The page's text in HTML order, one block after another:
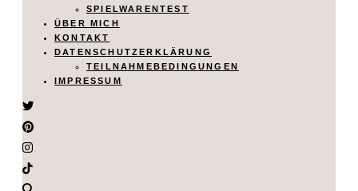
SPIELWARENTEST
ÜBER MICH
KONTAKT
DATENSCHUTZERKLÄRUNG
TEILNAHMEBEDINGUNGEN
IMPRESSUM